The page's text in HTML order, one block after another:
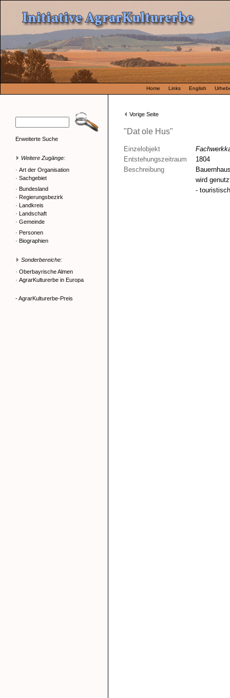
Home Links English
Erweiterte Suche
Weitere Zugänge:
· Art der Organisation
· Sachgebiet
· Bundesland
· Regierungsbezirk
· Landkreis
· Landschaft
· Gemeinde
· Personen
· Biographien
Sonderbereiche:
· Oberbayrische Almen
· AgrarKulturerbe in Europa
- AgrarKulturerbe-Preis
Vorige Seite
"Dat ole Hus"
Einzelobjekt
Entstehungszeitraum
1804
Beschreibung
wird
-